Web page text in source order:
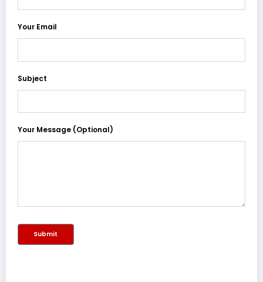
Your Email
Subject
Your Message (optional)